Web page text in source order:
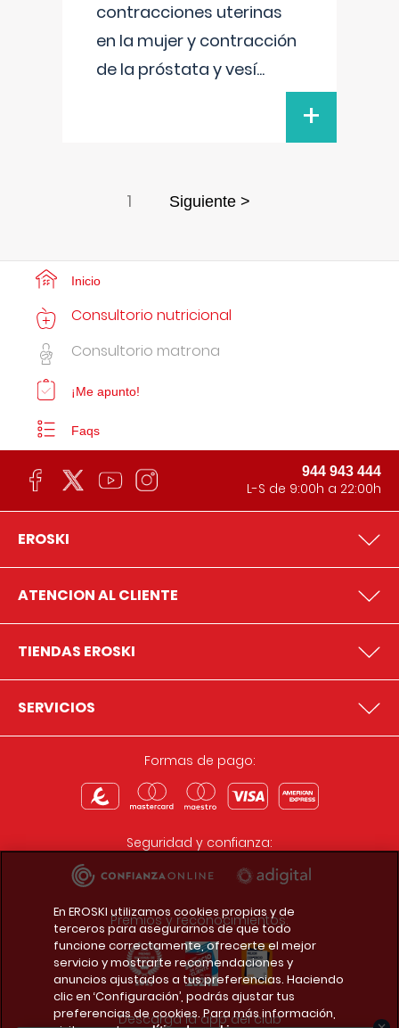
contracciones uterinas
en la mujer y contracción
de la próstata y vesí...
+
1 Siguiente >
Inicio
Consultorio nutricional
Consultorio matrona
¡Me apunto!
Faqs
944 943 444
L-S de 9:00h a 22:00h
EROSKI
ATENCION AL CLIENTE
TIENDAS EROSKI
SERVICIOS
Formas de pago:
Seguridad y confianza:
Premios y reconocimientos:
Descarga la app del club
En EROSKI utilizamos cookies propias y de
terceros para asegurarnos de que todo
funcione correctamente, ofrecerte el mejor
servicio y mostrarte recomendaciones y
anuncios ajustados a tus preferencias. Haciendo
clic en ‘Configuración’, podrás ajustar tus
preferencias de cookies. Para más información,